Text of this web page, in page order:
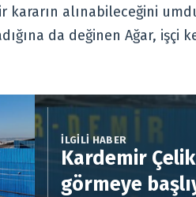
kararın alınabileceğini
da değinen Ağar, işçi
İLGİLİ HABER
Kardemir
görmeye